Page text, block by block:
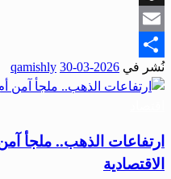
Snapchat
Email
Share
نُشر في 2026-03-30
qamishly
ارتفاعات الذهب.. ملجأ
الاقتصادية